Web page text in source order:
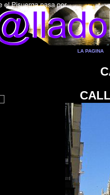
LA PAGINA